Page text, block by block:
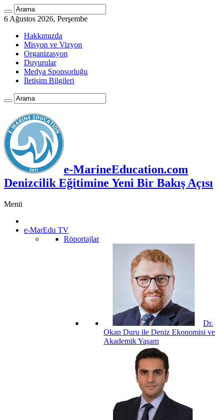
6 Ağustos 2026, Perşembe
Hakkımızda
Misyon ve Vizyon
Organizasyon
Duyurular
Medya Sponsorluğu
İletişim Bilgileri
e-MarineEducation.com
Denizcilik Eğitimine Yeni Bir Bakış Açısı
Menü
e-MarEdu TV
Röportajlar
Dr.
Okan Duru ile Deniz Ekonomisi ve
Akademik Yaşam